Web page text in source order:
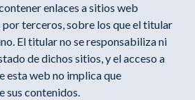
enlaces a sitios web
terceros, sobre los que el titular
El titular no se responsabiliza ni
de dichos sitios, y el acceso a
esta web no implica que
sus contenidos.